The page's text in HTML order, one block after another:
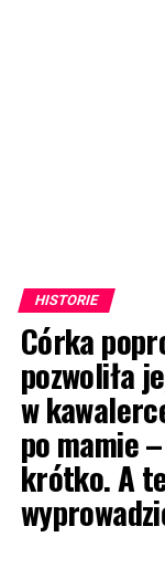
HISTORIE
Córka
pozwoliła
w
po mamie
krótko. A